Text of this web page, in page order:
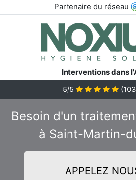
Partenaire du réseau
Interventions dans
5/5 (103
Besoin d'un
à Saint-Martin-
APPELEZ